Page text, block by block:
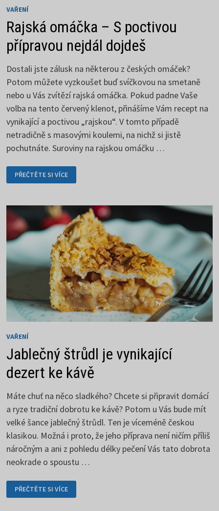
VAŘENÍ
Rajská omáčka – S poctivou
přípravou nejdál dojdeš
Dostali jste zálusk na některou z českých omáček?
Potom můžete vyzkoušet buď svíčkovou na smetaně
nebo u Vás zvítězí rajská omáčka. Pokud padne Vaše
volba na tento červený klenot, přinášíme Vám recept na
vynikající a poctivou „rajskou“. V tomto případě
netradičně s masovými koulemi, na nichž si jistě
pochutnáte. Suroviny na rajskou omáčku …
RAJSKÁ
OMÁČKA
–
PŘÍPRAVOU
NEJDÁL
DOJDEŠ
PŘEČTĚTE SI VÍCE
VAŘENÍ
Jablečný štrůdl je vynikající
dezert ke kávě
Máte chuť na něco sladkého? Chcete si připravit domácí
a ryze tradiční dobrotu ke kávě? Potom u Vás bude mít
velké šance jablečný štrůdl. Ten je víceméně českou
klasikou. Možná i proto, že jeho příprava není ničím příliš
náročným a ani z pohledu délky pečení Vás tato dobrota
neokrade o spoustu …
JABLEČNÝ
ŠTRŮDL
JE
PŘEČTĚTE SI VÍCE